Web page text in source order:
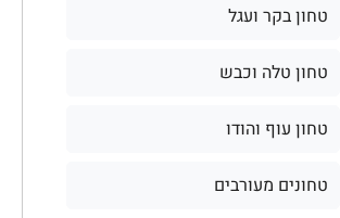
טחון בקר ועגל
טחון טלה וכבש
טחון עוף והודו
טחונים מעורבים